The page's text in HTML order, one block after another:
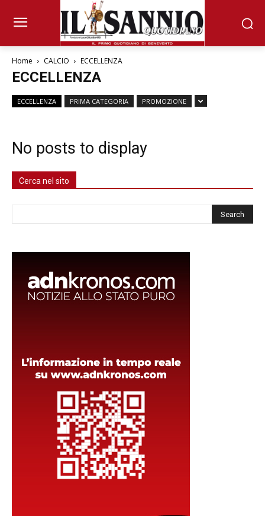
Home CALCIO ECCELLENZA
ECCELLENZA
ECCELLENZA PRIMA CATEGORIA PROMOZIONE
No posts to display
Cerca nel sito